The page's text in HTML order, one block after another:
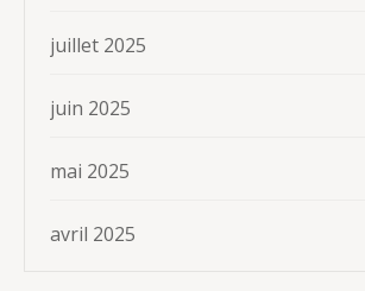
juillet 2025
juin 2025
mai 2025
avril 2025